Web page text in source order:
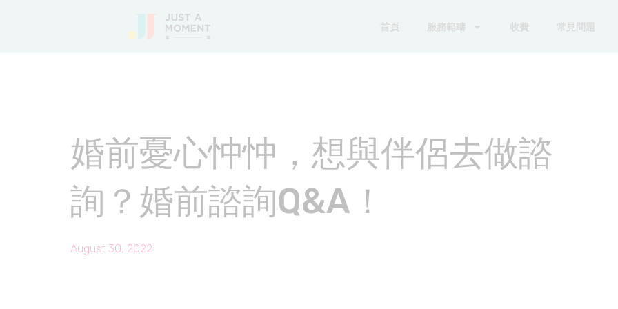
首頁 服務範疇 收費 常見問題
婚前憂心忡忡，想與伴侶去做諮
詢？婚前諮詢Q&A！
August 30, 2022